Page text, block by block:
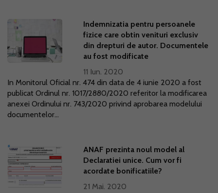
Indemnizatia pentru persoanele
fizice care obtin venituri exclusiv
din drepturi de autor. Documentele
au fost modificate
11 Iun. 2020
In Monitorul Oficial nr. 474 din data de 4 iunie 2020 a fost
publicat Ordinul nr. 1017/2880/2020 referitor la modificarea
anexei Ordinului nr. 743/2020 privind aprobarea modelului
documentelor...
ANAF prezinta noul model al
Declaratiei unice. Cum vor fi
acordate bonificatiile?
21 Mai. 2020